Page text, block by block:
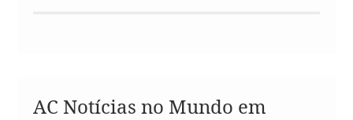
AC Notícias no Mundo em